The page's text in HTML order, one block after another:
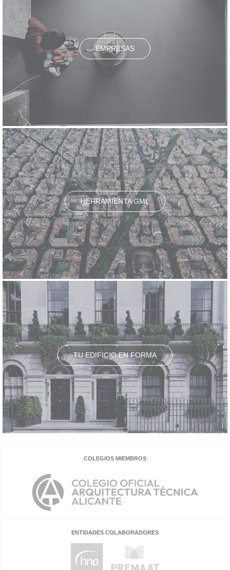
EMPRESAS
HERRAMIENTA GML
TU EDIFICIO EN FORMA
COLEGIOS MIEMBROS
ENTIDADES COLABORADORES